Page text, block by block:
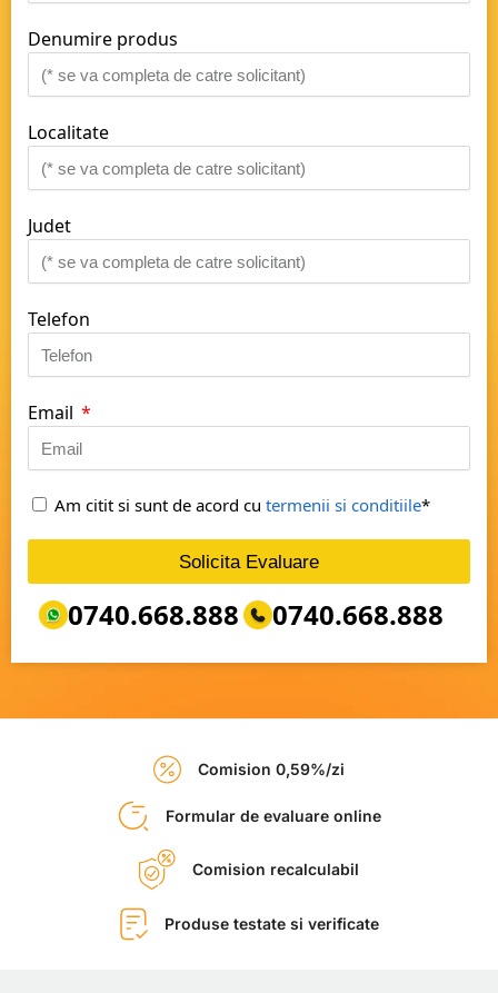
Denumire produs
Localitate
Judet
Telefon
Email
Am citit si sunt de acord cu termenii si conditiile*
Solicita Evaluare
0740.668.888 0740.668.888
Comision 0,59%/zi
Formular de evaluare online
Comision recalculabil
Produse testate si verificate